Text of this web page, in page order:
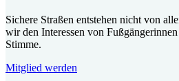
Sichere Straßen entstehen nicht von
wir den Interessen von
Stimme.
Mitglied werden